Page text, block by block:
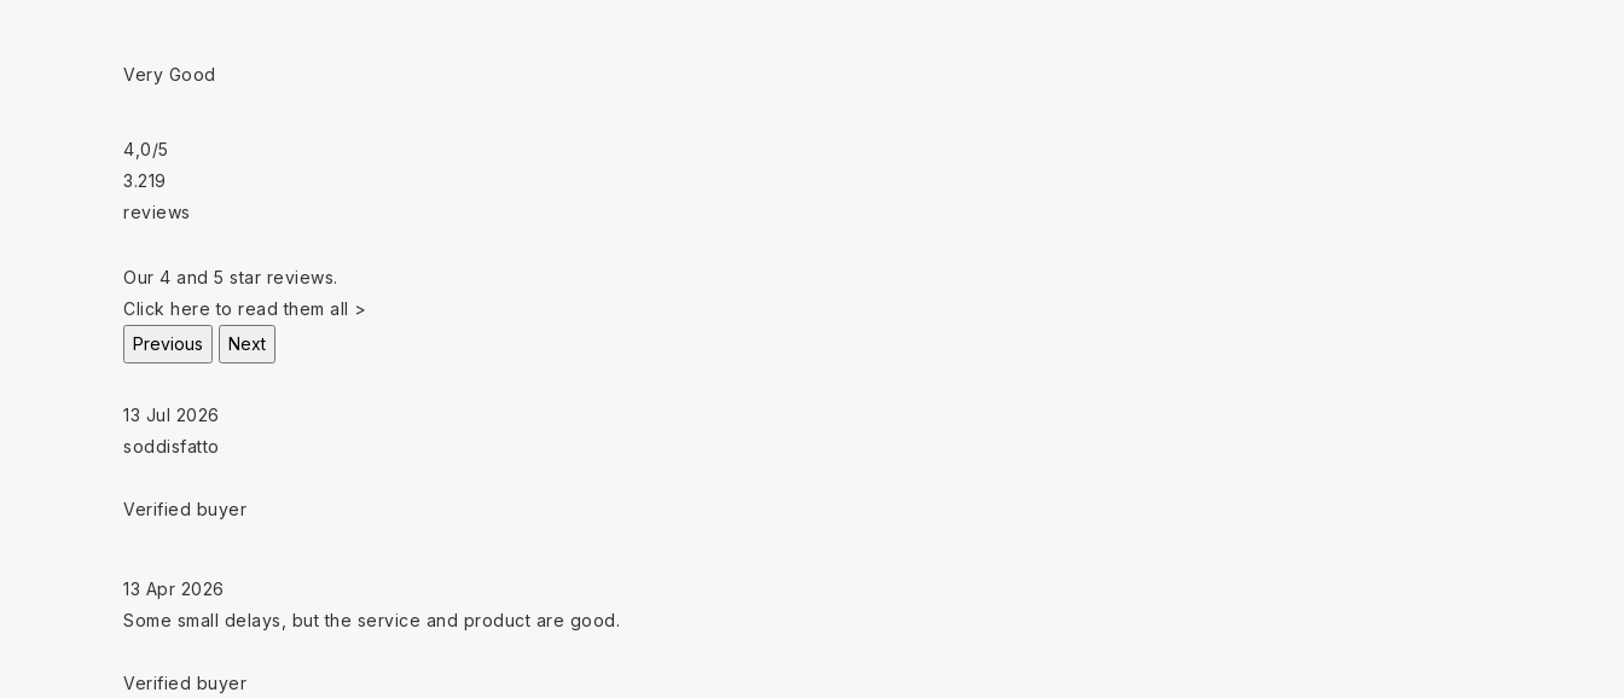
Very Good
4,0/5
3.219
reviews
Our 4 and 5 star reviews.
Click here to read them all >
Previous
Next
13 Jul 2026
soddisfatto
Verified buyer
13 Apr 2026
Some small delays, but the service and product are good.
Verified buyer